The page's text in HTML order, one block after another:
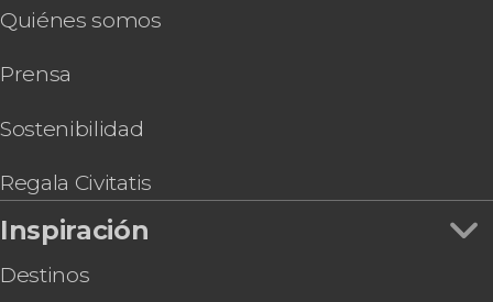
Free tour de los misterios y leyendas de
Criptas y ruinas de Valladolid
Bus turístico + Valladolid Card
Paseo en globo por Valladolid
Tour en bicicleta por Valladolid
Quiénes somos
Prensa
Sostenibilidad
Regala Civitatis
Inspiración
Destinos